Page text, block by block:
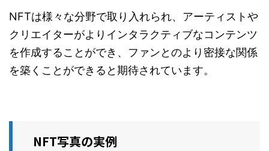
NFTは様々な分野で取り入れられ、アーティストや
クリエイターがよりインタラクティブなコンテンツ
を作成することができ、ファンとのより密接な関係
を築くことができると期待されています。
NFT写真の実例